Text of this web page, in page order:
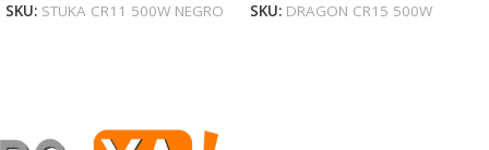
SKU: STUKA CR11 500W NEGRO SKU: DRAGON CR15 500W